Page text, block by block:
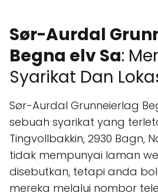
Sør-Aurdal
Begna elv Sa:
Syarikat Dan
Sør-Aurdal Grunneierlag
sebuah syarikat yang
Tingvollbakkin, 2930 Bagn,
tidak mempunyai laman
disebutkan, tetapi anda
mereka melalui nombor